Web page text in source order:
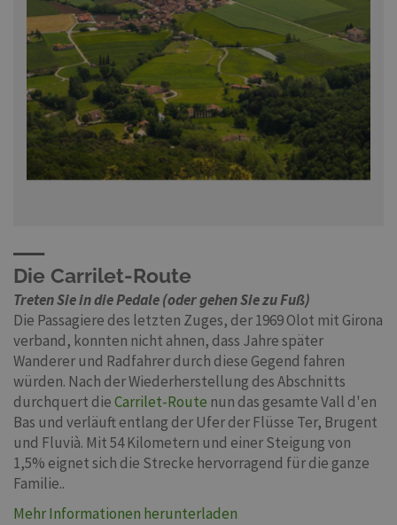
Die Carrilet-Route
Treten Sie in die Pedale (oder gehen Sie zu Fuß)
Die Passagiere des letzten Zuges, der 1969 Olot mit Girona
verband, konnten nicht ahnen, dass Jahre später
Wanderer und Radfahrer durch diese Gegend fahren
würden. Nach der Wiederherstellung des Abschnitts
durchquert dieCarrilet-Route nun das gesamte Vall d'en
Bas und verläuft entlang der Ufer der Flüsse Ter, Brugent
und Fluvià. Mit 54 Kilometern und einer Steigung von
1,5% eignet sich die Strecke hervorragend für die ganze
Familie..
Mehr Informationen herunterladen